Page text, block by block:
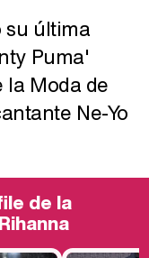
su última
Puma'
la Moda de
Ne-Yo
de la